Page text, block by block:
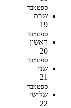
ספטמבר
שבת
19
ספטמבר
ראשון
20
ספטמבר
שני
21
ספטמבר
שלישי
22